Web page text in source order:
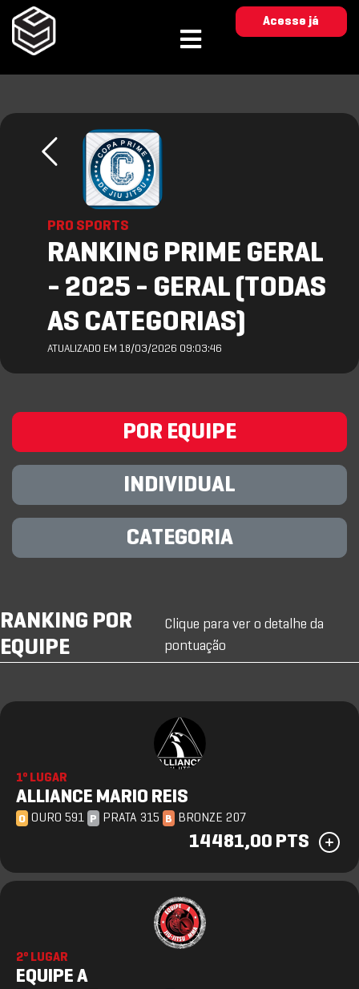
Acesse já
PRO SPORTS
RANKING PRIME GERAL
- 2025 - GERAL (TODAS
AS CATEGORIAS)
ATUALIZADO EM 18/03/2026 09:03:46
POR EQUIPE
INDIVIDUAL
CATEGORIA
RANKING POR
EQUIPE
Clique para ver o detalhe da
pontuação
1º LUGAR
ALLIANCE MARIO REIS
O OURO 591 P PRATA 315 B BRONZE 207
14481,00 PTS
2º LUGAR
EQUIPE A